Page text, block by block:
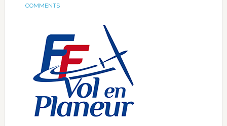
COMMENTS